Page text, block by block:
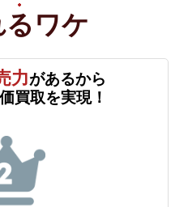
ワケ
力があるから
買取を実現！